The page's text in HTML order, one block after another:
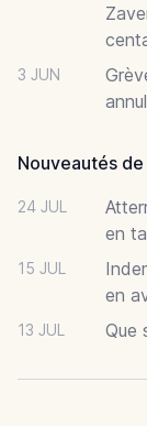
3 JUN
Nouveautés
24 JUL
en
15 JUL
en
13 JUL Que